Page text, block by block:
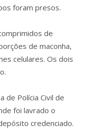
foram presos.
de
de maconha,
celulares. Os dois
de Polícia Civil de
foi lavrado o
credenciado.